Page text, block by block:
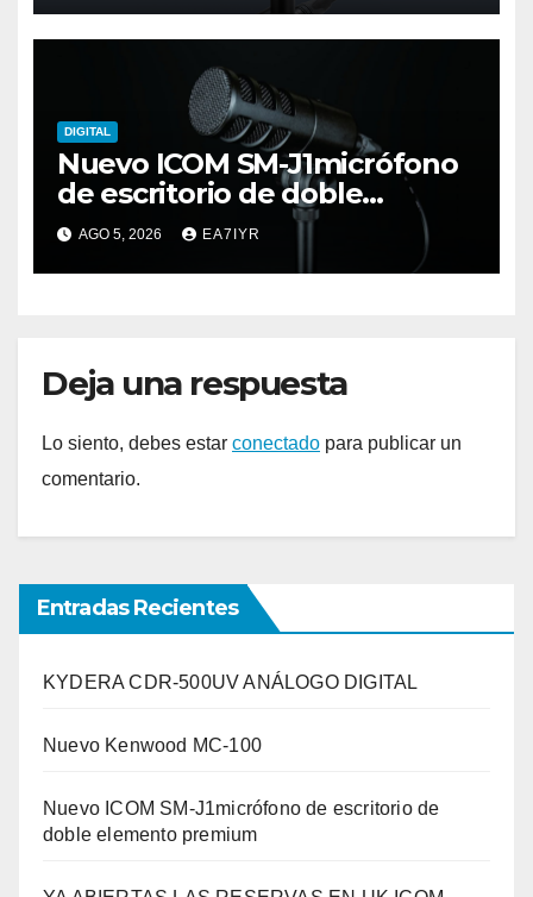
DIGITAL
Nuevo ICOM SM-J1micrófono
de escritorio de doble
elemento premium
AGO 5, 2026 EA7IYR
Deja una respuesta
Lo siento, debes estar conectado para publicar un
comentario.
Entradas Recientes
KYDERA CDR-500UV ANÁLOGO DIGITAL
Nuevo Kenwood MC-100
Nuevo ICOM SM-J1micrófono de escritorio de
doble elemento premium